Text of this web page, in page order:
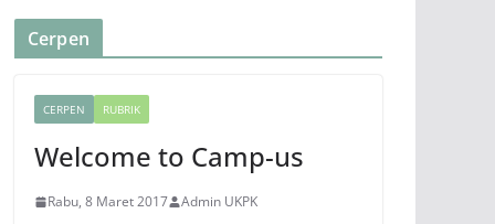
Cerpen
CERPEN RUBRIK
Welcome to Camp-us
Rabu, 8 Maret 2017 Admin UKPK